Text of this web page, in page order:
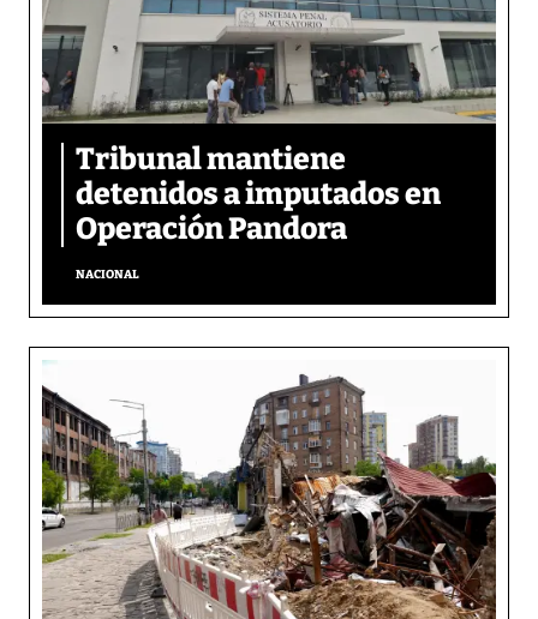
Tribunal mantiene
detenidos a imputados en
Operación Pandora
NACIONAL